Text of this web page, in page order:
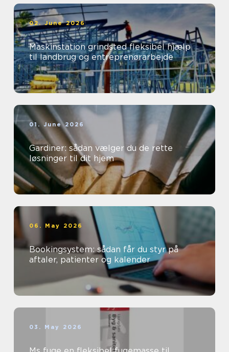
02. June 2026
Maskinstation grindsted fleksibel hjælp
til landbrug og entreprenørarbejde
01. June 2026
Gardiner: sådan vælger du de rette
løsninger til dit hjem
06. May 2026
Bookingsystem: sådan får du styr på
aftaler, patienter og kalender
03. May 2026